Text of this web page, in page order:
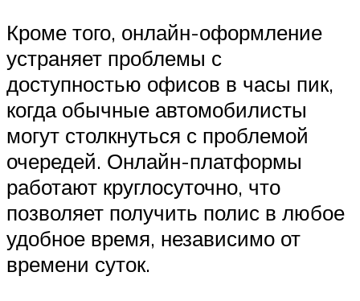
Кроме того, онлайн-оформление
устраняет проблемы с
доступностью офисов в часы пик,
когда обычные автомобилисты
могут столкнуться с проблемой
очередей. Онлайн-платформы
работают круглосуточно, что
позволяет получить полис в любое
удобное время, независимо от
времени суток.